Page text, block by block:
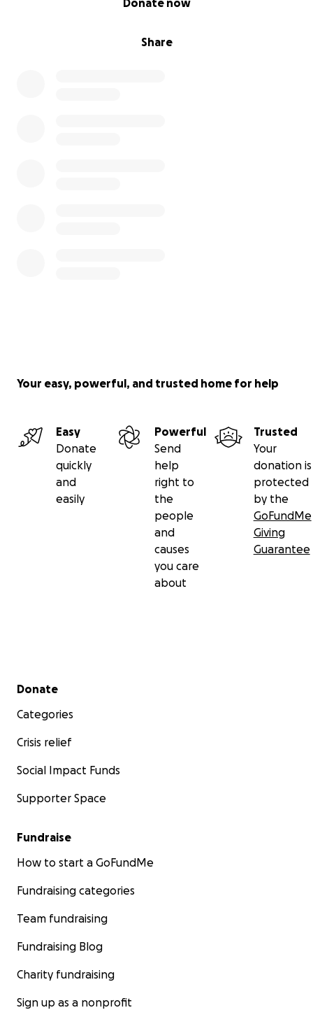
Share
Donate now
Your easy, powerful, and trusted home for help
Easy
Donate
quickly
and
easily
Powerful
Send
help
right to
the
people
and
causes
you care
about
Trusted
Your
donation is
protected
by the
GoFundMe
Giving
Guarantee
Secondary menu
Donate
Categories
Crisis relief
Social Impact Funds
Supporter Space
Fundraise
How to start a GoFundMe
Fundraising categories
Team fundraising
Fundraising Blog
Charity fundraising
Sign up as a nonprofit